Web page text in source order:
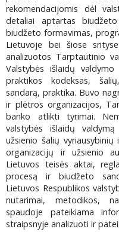
rekomendacijomis dėl
detaliai aptartas
biudžeto formavimas,
Lietuvoje bei šiose
analizuotos Tarptautinio
Valstybės išlaidų
praktikos kodeksas,
sandarą, praktika. Buvo
ir plėtros organizacijos,
banko atlikti tyrimai.
valstybės išlaidų
užsienio šalių
organizacijų ir užsienio
Lietuvos teisės aktai,
procesą ir biudžeto
Lietuvos Respublikos
nutarimai, metodikos,
spaudoje pateikiama
straipsnyje analizuoti ir